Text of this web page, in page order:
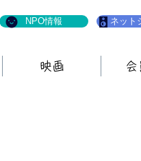
NPO情報 ネット
映画 会